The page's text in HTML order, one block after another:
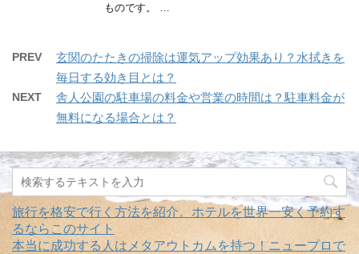
ものです。 …
PREV
玄関のたたきの掃除は運気アップ効果あり？水拭きを
毎日する効き目とは？
NEXT
舎人公園の駐車場の料金や営業の時間は？駐車料金が
無料になる場合とは？
旅行を格安で行く方法を紹介。ホテルを世界一安く予約す
るならこのサイト
本当に成功する人はメタアウトカムを持つ！ニュープロで